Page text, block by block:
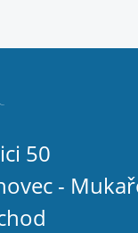
50
-